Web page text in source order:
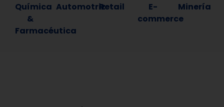
Química
&
Farmacéutica
AutomotrizRetail
E-
commerce
Minería